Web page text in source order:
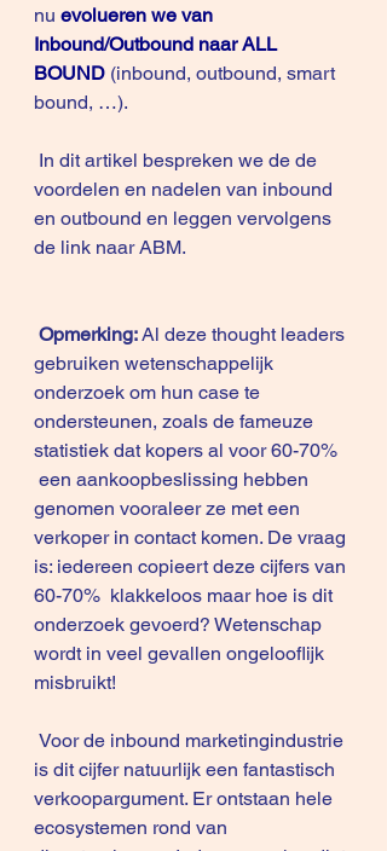
nu evolueren we van
Inbound/Outbound naar ALL
BOUND (inbound, outbound, smart
bound, …).
voordelen en nadelen van inbound
en outbound en leggen vervolgens
de link naar ABM.
Opmerking: Al deze thought leaders
gebruiken wetenschappelijk
onderzoek om hun case te
ondersteunen, zoals de fameuze
statistiek dat kopers al voor 60-70%
een aankoopbeslissing hebben
genomen vooraleer ze met een
verkoper in contact komen. De vraag
is: iedereen copieert deze cijfers van
60-70%  klakkeloos maar hoe is dit
onderzoek gevoerd? Wetenschap
wordt in veel gevallen ongelooflijk
misbruikt!
is dit cijfer natuurlijk een fantastisch
verkoopargument. Er ontstaan hele
ecosystemen rond van